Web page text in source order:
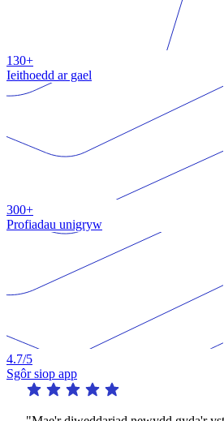
130+
Ieithoedd ar gael
300+
Profiadau unigryw
4.7/5
Sgôr siop app